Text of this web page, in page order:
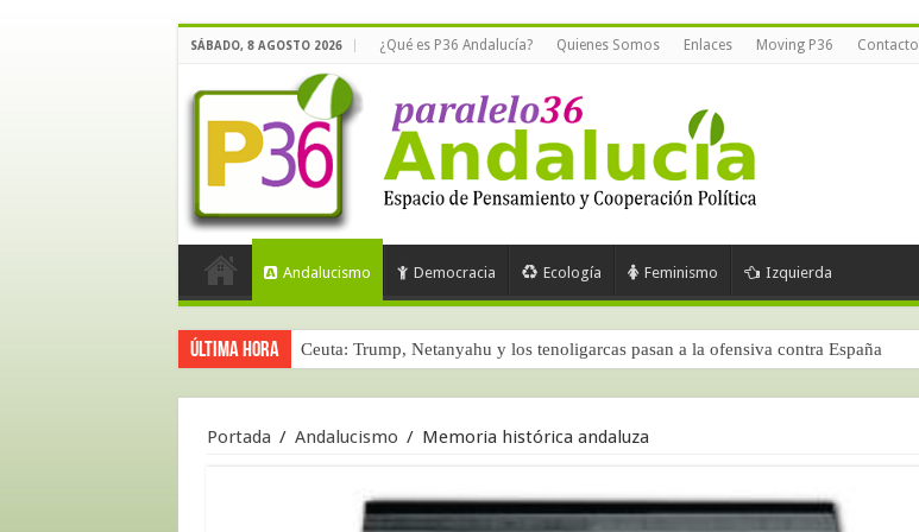
SÁBADO, 8 AGOSTO 2026 ¿Qué es P36 Andalucía? Quienes Somos Enlaces Moving P36 Contacto
Andalucismo Democracia Ecología Feminismo Izquierda
Última hora Ceuta: Trump, Netanyahu y los tenoligarcas pasan a la ofensiva contra España
Portada / Andalucismo / Memoria histórica andaluza